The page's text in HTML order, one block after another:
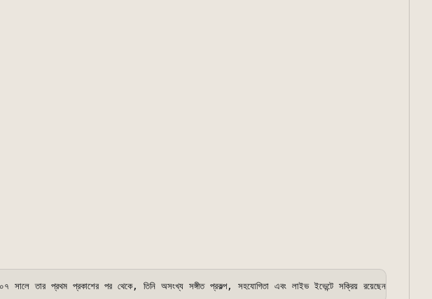
সালে তার প্রথম প্রকাশের পর থেকে, তিনি অসংখ্য সঙ্গীত প্রকল্প, সহযোগিতা এবং লাইভ ইভেন্টে সক্রিয় রয়েছেন। হ্যাটসুনে